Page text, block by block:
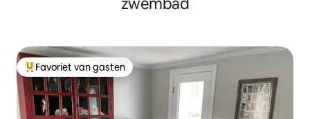
Topfavoriet van gasten
Favoriet van gasten